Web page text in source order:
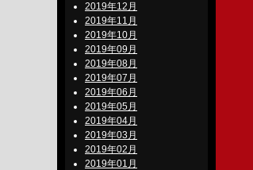
2019年12月
2019年11月
2019年10月
2019年09月
2019年08月
2019年07月
2019年06月
2019年05月
2019年04月
2019年03月
2019年02月
2019年01月